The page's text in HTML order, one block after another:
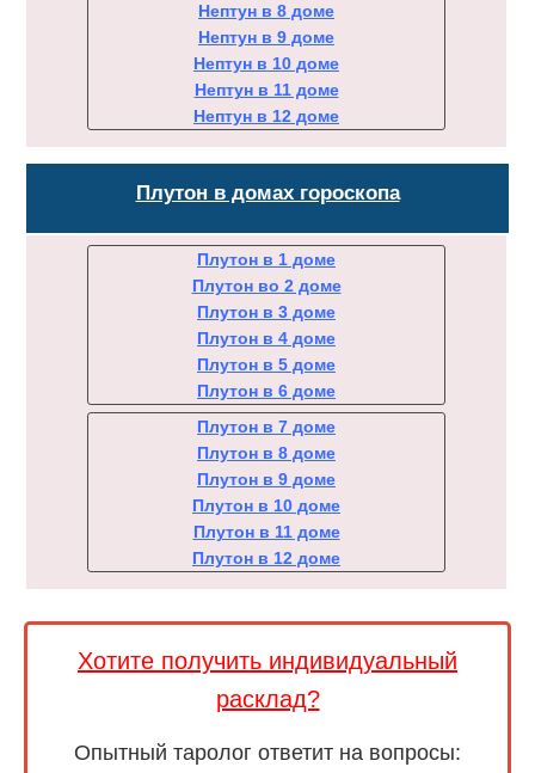
Нептун в 8 доме
Нептун в 9 доме
Нептун в 10 доме
Нептун в 11 доме
Нептун в 12 доме
Плутон в домах гороскопа
Плутон в 1 доме
Плутон во 2 доме
Плутон в 3 доме
Плутон в 4 доме
Плутон в 5 доме
Плутон в 6 доме
Плутон в 7 доме
Плутон в 8 доме
Плутон в 9 доме
Плутон в 10 доме
Плутон в 11 доме
Плутон в 12 доме
Хотите получить индивидуальный
расклад?
Опытный таролог ответит на вопросы: